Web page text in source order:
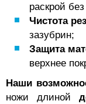
раскрой
Чистота
зазубрин;
Защита
верхнее
Наши
ножи длиной